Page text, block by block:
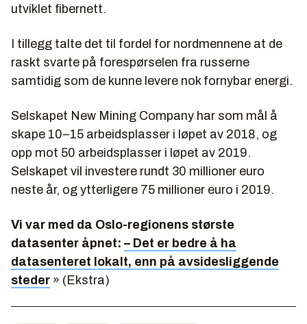
utviklet fibernett.
I tillegg talte det til fordel for nordmennene at de
raskt svarte på forespørselen fra russerne
samtidig som de kunne levere nok fornybar energi.
Selskapet New Mining Company har som mål å
skape 10–15 arbeidsplasser i løpet av 2018, og
opp mot 50 arbeidsplasser i løpet av 2019.
Selskapet vil investere rundt 30 millioner euro
neste år, og ytterligere 75 millioner euro i 2019.
Vi var med da Oslo-regionens største
datasenter åpnet: – Det er bedre å ha
datasenteret lokalt, enn på avsidesliggende
steder » (Ekstra)